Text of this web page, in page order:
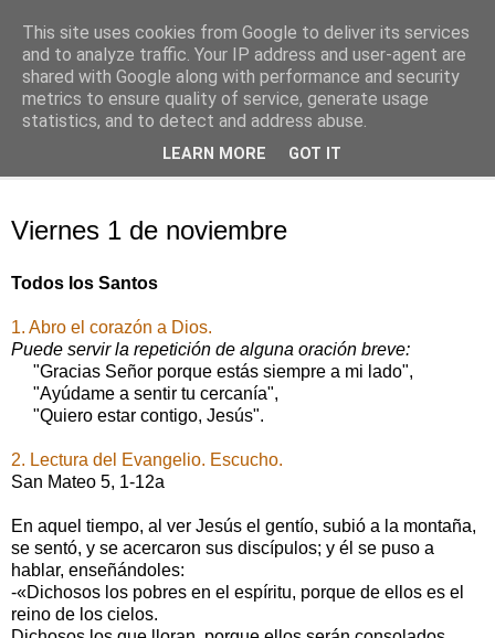
Oración personal
con el Evangelio de cada día
Viernes 1 de noviembre
Todos los Santos
1. Abro el corazón a Dios.
Puede servir la repetición de alguna oración breve:
"Gracias Señor porque estás siempre a mi lado",
"Ayúdame a sentir tu cercanía",
"Quiero estar contigo, Jesús".
2. Lectura del Evangelio. Escucho.
San Mateo 5, 1-12a
En aquel tiempo, al ver Jesús el gentío, subió a la montaña,
se sentó, y se acercaron sus discípulos; y él se puso a
hablar, enseñándoles:
-«Dichosos los pobres en el espíritu, porque de ellos es el
reino de los cielos.
This site uses cookies from Google to deliver its services
and to analyze traffic. Your IP address and user-agent are
shared with Google along with performance and security
metrics to ensure quality of service, generate usage
statistics, and to detect and address abuse.
LEARN MORE GOT IT